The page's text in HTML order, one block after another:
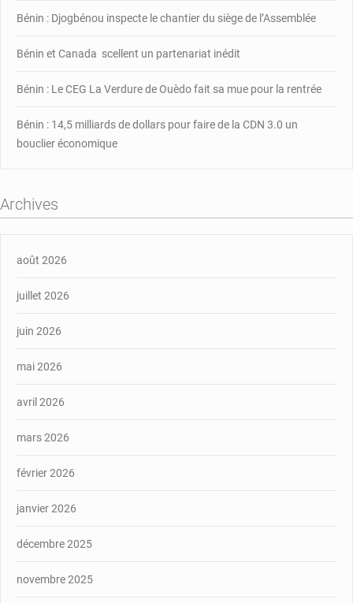
Bénin : Djogbénou inspecte le chantier du siège de l’Assemblée
Bénin et Canada scellent un partenariat inédit
Bénin : Le CEG La Verdure de Ouèdo fait sa mue pour la rentrée
Bénin : 14,5 milliards de dollars pour faire de la CDN 3.0 un
bouclier économique
Archives
août 2026
juillet 2026
juin 2026
mai 2026
avril 2026
mars 2026
février 2026
janvier 2026
décembre 2025
novembre 2025